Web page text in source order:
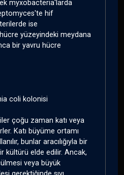
myxobacteria'larda
hif
ise
yüzeyindeki meydana
bir yavru hücre
coli kolonisi
çoğu zaman katı veya
Katı büyüme ortamı
bunlar aracılığıyla bir
kültürü elde edilir. Ancak,
veya büyük